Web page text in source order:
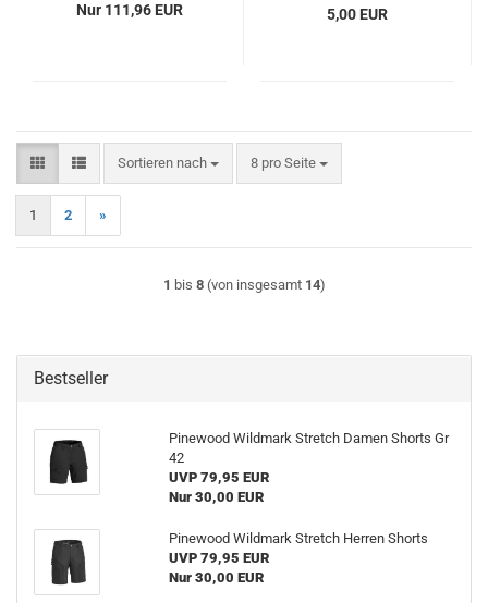
Nur 111,96 EUR 5,00 EUR
Sortieren nach
Sortieren nach 8 pro Seite
pro Seite
1 2 »
1 bis 8(von insgesamt 14)
Bestseller
Pinewood Wildmark Stretch Damen Shorts Gr
42
UVP 79,95 EUR
Nur 30,00 EUR
Pinewood Wildmark Stretch Herren Shorts
UVP 79,95 EUR
Nur 30,00 EUR